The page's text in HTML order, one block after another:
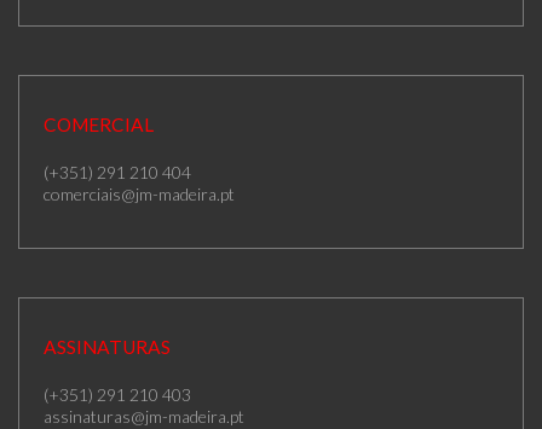
COMERCIAL
(+351) 291 210 404
comerciais@jm-madeira.pt
ASSINATURAS
(+351) 291 210 403
assinaturas@jm-madeira.pt